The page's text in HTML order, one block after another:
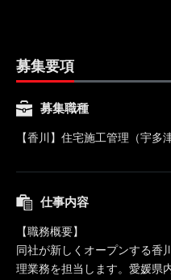
募集要項
募集職種
【香川】住宅施工管理（宇多
仕事内容
【職務概要】
同社が新しくオープンする香
理業務を担当します。愛媛県